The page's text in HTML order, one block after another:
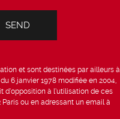
et sont destinées par ailleurs à
6 janvier 1978 modifiée en 2004,
d’opposition à l’utilisation de ces
ou en adressant un email à